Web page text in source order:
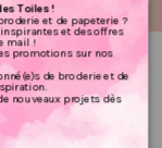
divers Colibri
9.60 €
PRIX VIP👑
Toiles !
et de papeterie ?
et des offres
mail !
promotions sur nos
de broderie et de
nouveaux projets dès